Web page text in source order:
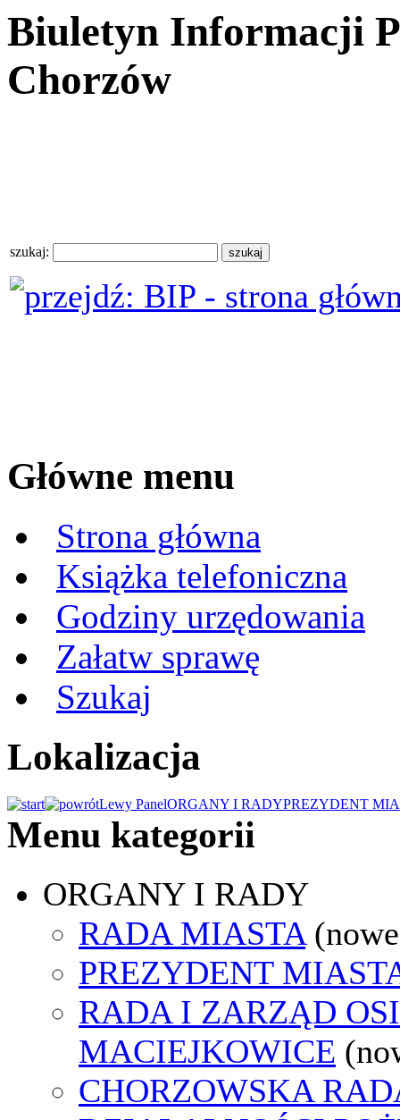
Biuletyn Informacji
Chorzów
szukaj:
Główne menu
Strona główna
Książka telefoniczna
Godziny urzędowania
Załatw sprawę
Szukaj
Lokalizacja
Lewy PanelORGANY I RADYPREZYDENT
Menu kategorii
ORGANY I RADY
RADA MIASTA
PREZYDENT
RADA I ZARZĄD
MACIEJKOWICE
CHORZOWSKA